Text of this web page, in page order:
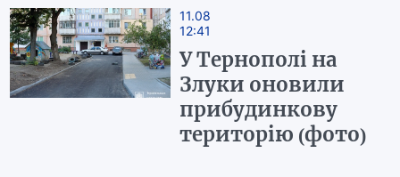
11.08
12:41
У Тернополі на
Злуки оновили
прибудинкову
територію (фото)